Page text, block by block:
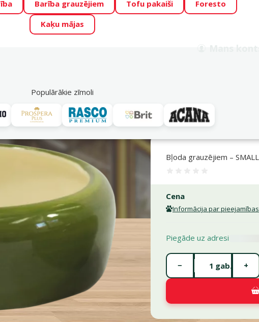
Zoo piedāvā lieliskas cenas mīluļu TOP barībām! 🍖 →Skatīt
ŪSAIŅI”! Varbūt tieši Tavs mīlulis būs 2027. gada zvaigzne
Barība grauzējiem Tofu pakaiši
Foresto
Kaķu mājas
Populārākie zīmoli
Akciju piedāvājumi
Bļoda grauzējiem SMALL ANIMALS Ceramic for rabbit, 13 cm
Bļoda grauzējiem –
Cena
Informācija par
Piegāde uz adresi
gab.
− +